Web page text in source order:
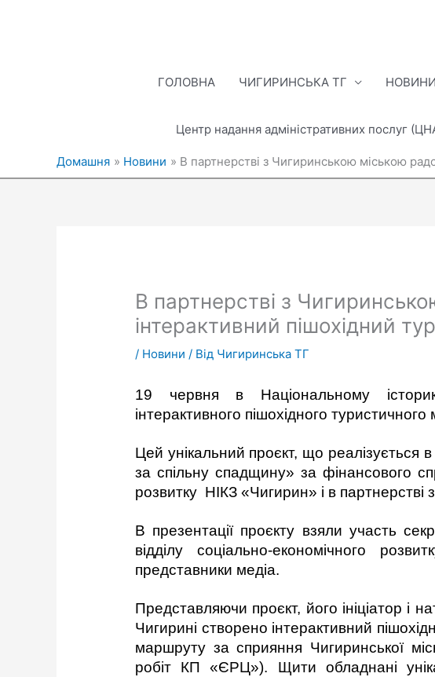
ГОЛОВНА ЧИГИРИНСЬКА ТГ НОВИНИ
Центр надання адміністративних послуг
Домашня Новини В партнерстві з Чигиринською міською
В партнерстві з
інтерактивний пішохідний
/ Новини / Від Чигиринська ТГ
19 червня в Національному
інтерактивного пішохідного
Цей унікальний проєкт, що реалізується
за спільну спадщину» за фінансового
розвитку НІКЗ «Чигирин» і в
В презентації проєкту взяли участь
відділу соціально-економічного
представники медіа.
Представляючи проєкт, його ініціатор і
Чигирині створено інтерактивний
маршруту за сприяння Чигиринської
робіт КП «ЄРЦ»). Щити обладнані